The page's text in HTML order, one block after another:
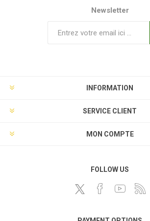
Newsletter
INFORMATION
SERVICE CLIENT
MON COMPTE
FOLLOW US